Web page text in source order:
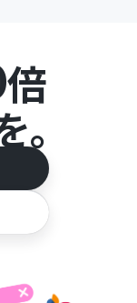
倍